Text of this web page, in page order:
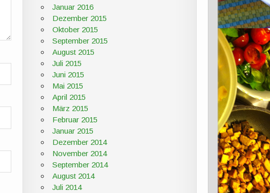
Januar 2016
Dezember 2015
Oktober 2015
September 2015
August 2015
Juli 2015
Juni 2015
Mai 2015
April 2015
März 2015
Februar 2015
Januar 2015
Dezember 2014
November 2014
September 2014
August 2014
Juli 2014